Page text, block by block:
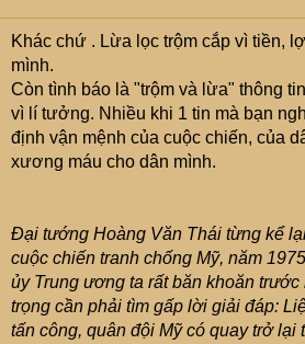
Khác chứ . Lừa lọc trộm cắp vì tiền,
mình.
Còn tình báo là "trộm và lừa" thông
vì lí tưởng. Nhiều khi 1 tin mà bạn
định vận mệnh của cuộc chiến, của
xương máu cho dân mình.
Đại tướng Hoàng Văn Thái từng kể
cuộc chiến tranh chống Mỹ, năm
ủy Trung ương ta rất băn khoăn trước
trọng cần phải tìm gấp lời giải đáp:
tấn công, quân đội Mỹ có quay trở lại